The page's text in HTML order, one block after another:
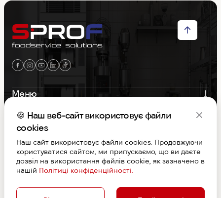
Меню
Контакти
S-PROF © Copyright 2026. Вcі права захищені
Договір публічної оферти
🍪 Наш веб-сайт використовує файли
cookies
Наш сайт використовує файли cookies. Продовжуючи
користуватися сайтом, ми припускаємо, що ви даєте
дозвіл на використання файлів cookie, як зазначено в
нашій Політиці конфіденційності.